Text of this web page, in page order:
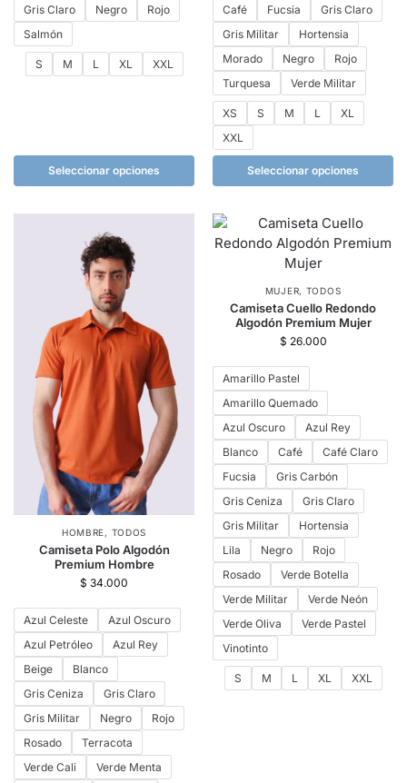
Gris Claro
Negro
Rojo
Salmón
S M L XL XXL
Seleccionar opciones
Café
Fucsia
Gris Claro
Gris Militar
Hortensia
Morado
Negro
Rojo
Turquesa
Verde Militar
XS S M L
XL
XXL
Seleccionar opciones
HOMBRE, TODOS
Camiseta Polo Algodón
Premium Hombre
$ 34.000
Azul Celeste
Azul Oscuro
Azul Petróleo
Azul Rey
Beige
Blanco
Gris Ceniza
Gris Claro
Gris Militar
Negro
Rojo
Rosado
Terracota
Verde Cali
Verde Menta
MUJER, TODOS
Camiseta Cuello Redondo
Algodón Premium Mujer
$ 26.000
Amarillo Pastel
Amarillo Quemado
Azul Oscuro
Azul Rey
Blanco
Café
Café Claro
Fucsia
Gris Carbón
Gris Ceniza
Gris Claro
Gris Militar
Hortensia
Lila
Negro
Rojo
Rosado
Verde Botella
Verde Militar
Verde Neón
Verde Oliva
Verde Pastel
Vinotinto
S M L XL XXL